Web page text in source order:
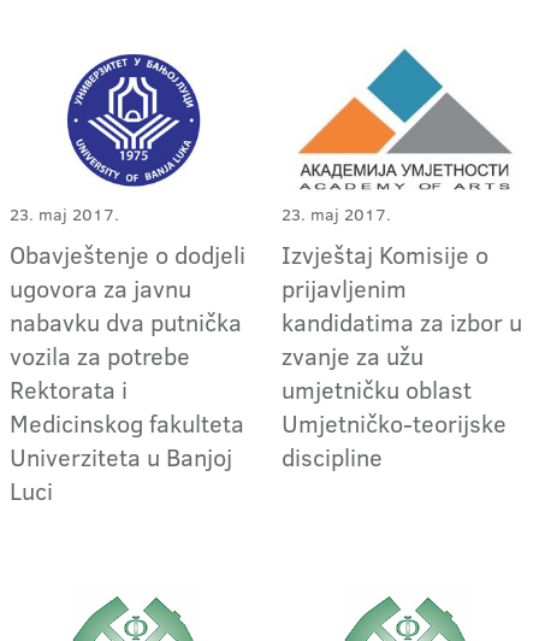
23. maj 2017.
Obavještenje o dodjeli
ugovora za javnu
nabavku dva putnička
vozila za potrebe
Rektorata i
Medicinskog fakulteta
Univerziteta u Banjoj
Luci
23. maj 2017.
Izvještaj Komisije o
prijavljenim
kandidatima za izbor u
zvanje za užu
umjetničku oblast
Umjetničko-teorijske
discipline